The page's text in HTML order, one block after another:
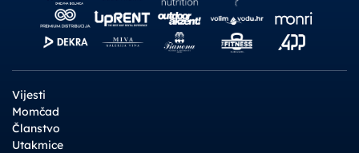
Vijesti
Momčad
Članstvo
Utakmice